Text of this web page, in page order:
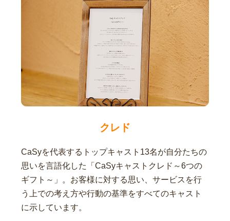
クレド
CaSyを代表するトップキャスト13名が自分たちの
思いを言語化した「CaSyキャストクレド～6つの
ギフト～」。お客様に対する思い、サービスを行
う上での考え方や行動の基準をすべてのキャスト
に示しています。